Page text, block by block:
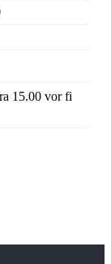
15.00 vor fi